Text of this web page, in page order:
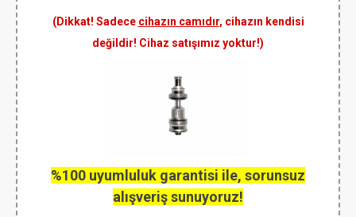
(Dikkat! Sadece cihazın camıdır, cihazın kendisi
değildir! Cihaz satışımız yoktur!)
%100 uyumluluk garantisi ile, sorunsuz
alışveriş sunuyoruz!